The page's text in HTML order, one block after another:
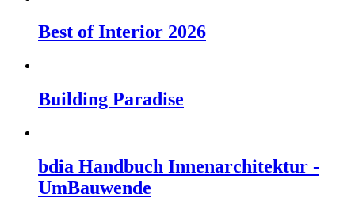
Best of Interior 2026
Building Paradise
bdia Handbuch Innenarchitektur -
UmBauwende